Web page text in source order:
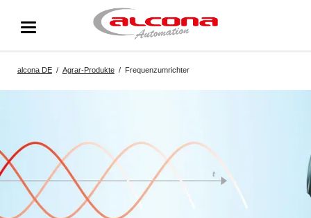
alcona DE Agrar-Produkte Frequenzumrichter